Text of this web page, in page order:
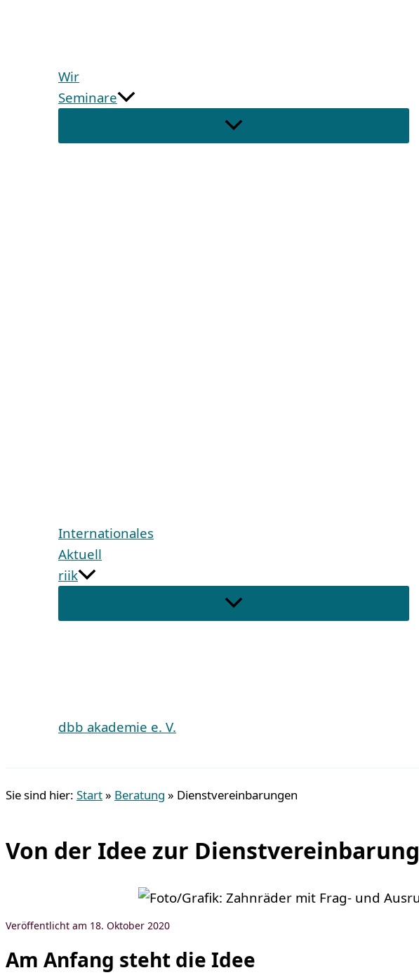
Wir
Seminare
Internationales
Aktuell
riik
dbb akademie e. V.
Sie sind hier: Start» Beratung » Dienstvereinbarungen
Von der Idee zur Dienstvereinbarung
18. Oktober 2020
Am Anfang steht die Idee